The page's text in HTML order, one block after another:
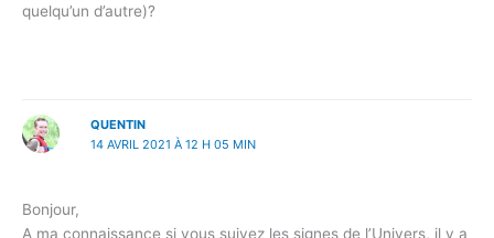
quelqu’un d’autre)?
QUENTIN
14 AVRIL 2021 À 12 H 05 MIN
Bonjour,
A ma connaissance si vous suivez les signes de l’Univers, il y a